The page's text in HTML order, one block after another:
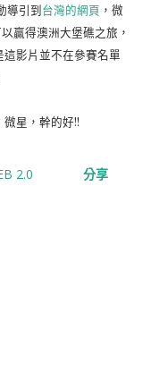
導引到台灣的網頁 ，微
贏得澳洲大堡礁之旅，
影片並不在參賽名單
星，幹的好!!
2.0 分享